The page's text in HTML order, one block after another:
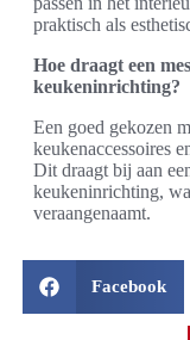
praktisch als
Hoe draagt een
keukeninrichting?
Een goed gekozen
keukenaccessoires
Dit draagt bij aan
keukeninrichting,
veraangenaamt.
Facebook